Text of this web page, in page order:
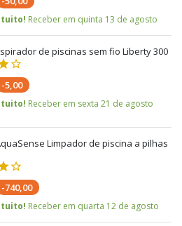
Receber em quinta 13 de agosto
de piscinas sem fio Liberty 300
-5,00
Receber em sexta 21 de agosto
Limpador de piscina a pilhas
-740,00
Receber em quarta 12 de agosto